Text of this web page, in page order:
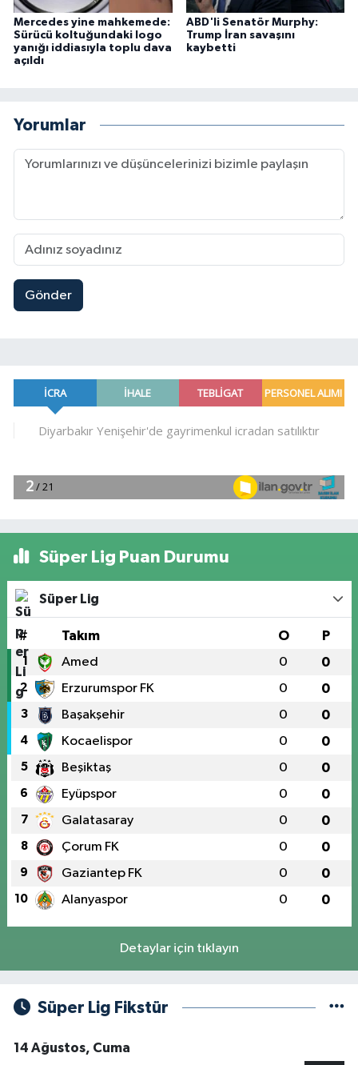
Mercedes yine mahkemede:
Sürücü koltuğundaki logo
yanığı iddiasıyla toplu dava
açıldı
ABD'li Senatör Murphy:
Trump İran savaşını
kaybetti
Yorumlar
Gönder
Süper Lig Puan Durumu
Süper Lig
# Takım O P
1 Amed 0 0
2 Erzurumspor FK 0 0
3 Başakşehir 0 0
4 Kocaelispor 0 0
5 Beşiktaş 0 0
6 Eyüpspor 0 0
7 Galatasaray 0 0
8 Çorum FK 0 0
9 Gaziantep FK 0 0
10 Alanyaspor 0 0
Detaylar için tıklayın
Süper Lig Fikstür
14 Ağustos, Cuma